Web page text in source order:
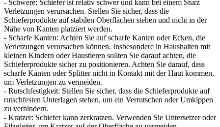
- Schwere: Schiefer ist relativ schwer und kann bei einem Sturz
Verletzungen verursachen. Stellen Sie sicher, dass die
Schieferprodukte auf stabilen Oberflächen stehen und nicht in der
Nähe von Kanten platziert werden.
- Scharfe Kanten: Achten Sie auf scharfe Kanten oder Ecken, die
Verletzungen verursachen können. Insbesondere in Haushalten mit
kleinen Kindern oder Haustieren sollten Sie darauf achten, die
Schieferprodukte sicher zu positionieren. Achten Sie darauf, dass
scharfe Kanten oder Splitter nicht in Kontakt mit der Haut kommen,
um Verletzungen zu vermeiden.
- Rutschfestigkeit: Stellen Sie sicher, dass die Schieferprodukte auf
rutschfesten Unterlagen stehen, um ein Verrutschen oder Umkippen
zu verhindern.
- Kratzer: Schiefer kann zerkratzen. Verwenden Sie Untersetzer oder